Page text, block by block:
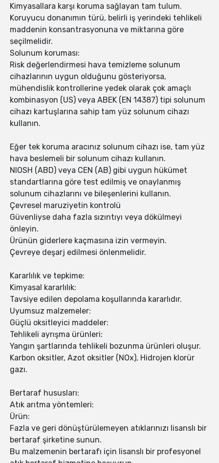
Kimyasallara karşı koruma sağlayan tam tulum.
Koruyucu donanımın türü, belirli iş yerindeki tehlikeli
maddenin konsantrasyonuna ve miktarına göre
seçilmelidir.
Solunum koruması:
Risk değerlendirmesi hava temizleme solunum
cihazlarının uygun olduğunu gösteriyorsa,
mühendislik kontrollerine yedek olarak çok amaçlı
kombinasyon (US) veya ABEK (EN 14387) tipi solunum
cihazı kartuşlarına sahip tam yüz solunum cihazı
kullanın.
Eğer tek koruma aracınız solunum cihazı ise, tam yüz
hava beslemeli bir solunum cihazı kullanın.
NIOSH (ABD) veya CEN (AB) gibi uygun hükümet
standartlarına göre test edilmiş ve onaylanmış
solunum cihazlarını ve bileşenlerini kullanın.
Çevresel maruziyetin kontrolü
Güvenliyse daha fazla sızıntıyı veya dökülmeyi
önleyin.
Ürünün giderlere kaçmasına izin vermeyin.
Çevreye deşarj edilmesi önlenmelidir.
Kararlılık ve tepkime:
Kimyasal kararlılık:
Tavsiye edilen depolama koşullarında kararlıdır.
Uyumsuz malzemeler:
Güçlü oksitleyici maddeler:
Tehlikeli ayrışma ürünleri:
Yangın şartlarında tehlikeli bozunma ürünleri oluşur.
Karbon oksitler, Azot oksitler (NOx), Hidrojen klorür
gazı.
Bertaraf hususları:
Atık arıtma yöntemleri:
Ürün:
Fazla ve geri dönüştürülemeyen atıklarınızı lisanslı bir
bertaraf şirketine sunun.
Bu malzemenin bertarafı için lisanslı bir profesyonel